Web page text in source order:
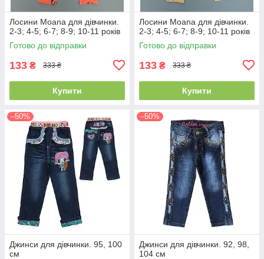
Лосини Moana для дівчинки.
2-3; 4-5; 6-7; 8-9; 10-11 років
Готово до відправки
133 ₴ 333 ₴
Купити
Лосини Moana для дівчинки.
2-3; 4-5; 6-7; 8-9; 10-11 років
Готово до відправки
133 ₴ 333 ₴
Купити
–50%
Джинси для дівчинки. 95, 100
см
–50%
Джинси для дівчинки. 92, 98,
104 см